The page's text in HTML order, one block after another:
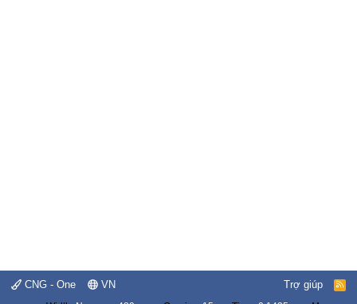
CNG - One VN Trợ giúp
R